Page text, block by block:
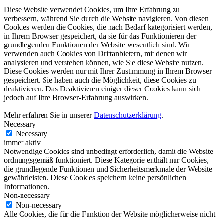
Diese Website verwendet Cookies, um Ihre Erfahrung zu
verbessern, während Sie durch die Website navigieren. Von diesen
Cookies werden die Cookies, die nach Bedarf kategorisiert werden,
in Ihrem Browser gespeichert, da sie für das Funktionieren der
grundlegenden Funktionen der Website wesentlich sind. Wir
verwenden auch Cookies von Drittanbietern, mit denen wir
analysieren und verstehen können, wie Sie diese Website nutzen.
Diese Cookies werden nur mit Ihrer Zustimmung in Ihrem Browser
gespeichert. Sie haben auch die Möglichkeit, diese Cookies zu
deaktivieren. Das Deaktivieren einiger dieser Cookies kann sich
jedoch auf Ihre Browser-Erfahrung auswirken.
Mehr erfahren Sie in unsererDatenschutzerklärung.
Necessary
Necessary
immer aktiv
Notwendige Cookies sind unbedingt erforderlich, damit die Website
ordnungsgemäß funktioniert. Diese Kategorie enthält nur Cookies,
die grundlegende Funktionen und Sicherheitsmerkmale der Website
gewährleisten. Diese Cookies speichern keine persönlichen
Informationen.
Non-necessary
Non-necessary
Alle Cookies, die für die Funktion der Website möglicherweise nicht